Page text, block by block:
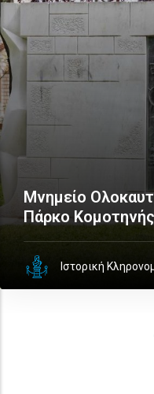
Μνημείο
Πάρκο Κομοτηνής
Ιστορική